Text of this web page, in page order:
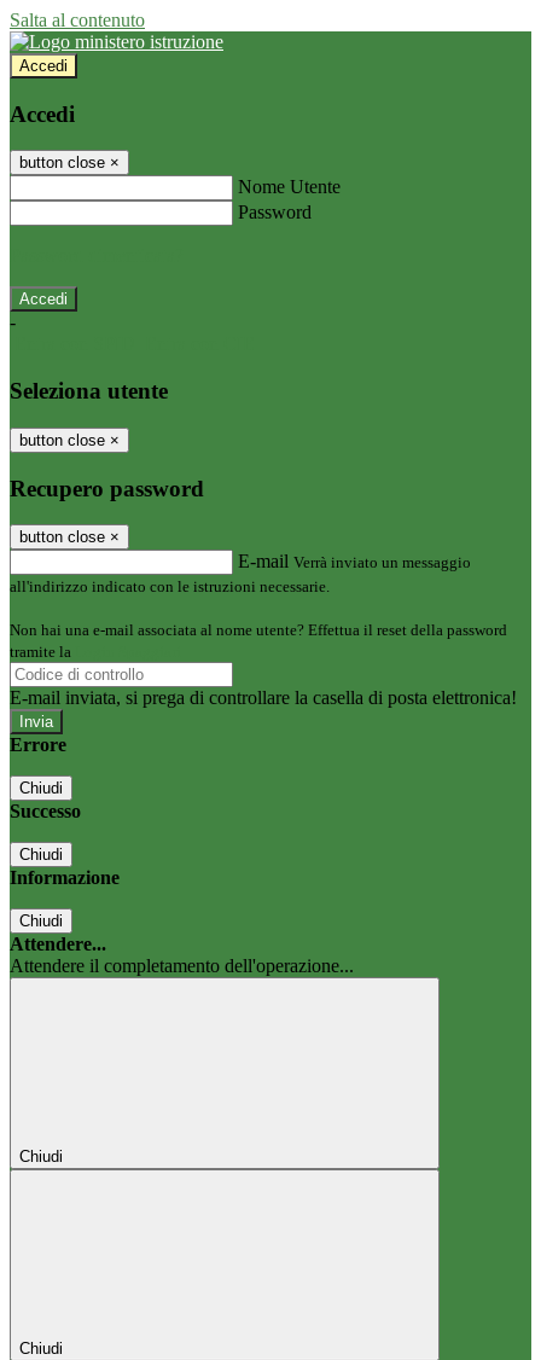
Salta al contenuto
Accedi
Accedi
button close ×
Nome Utente
Password
-
Seleziona utente
button close ×
Recupero password
button close ×
E-mail Verrà inviato un messaggio
all'indirizzo indicato con le istruzioni necessarie.
Non hai una e-mail associata al nome utente? Effettua il reset della password
tramite la
E-mail inviata, si prega di controllare la casella di posta elettronica!
Errore
Chiudi
Successo
Chiudi
Informazione
Chiudi
Attendere...
Attendere il completamento dell'operazione...
Chiudi
Chiudi